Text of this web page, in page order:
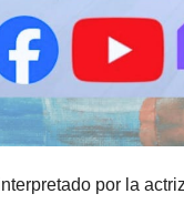
por la